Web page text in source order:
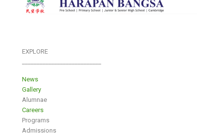
EXPLORE
News
Gallery
Alumnae
Careers
Programs
Admissions